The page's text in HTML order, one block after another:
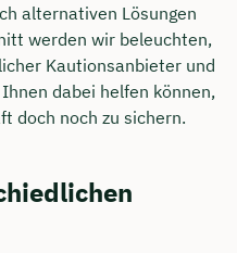
alternativen Lösungen
werden wir beleuchten,
Kautionsanbieter und
dabei helfen können,
doch noch zu sichern.